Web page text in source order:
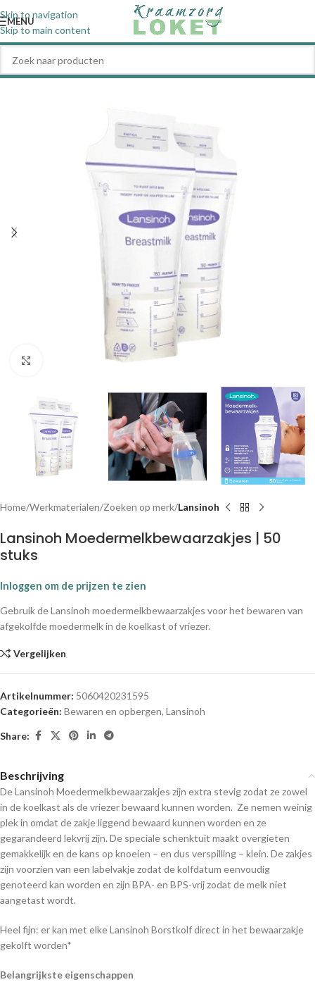
Skip to navigation
Skip to main content
MENU
Klik om te vergroten
Home Werkmaterialen Zoeken op merk Lansinoh
Lansinoh Moedermelkbewaarzakjes | 50
stuks
Inloggen om de prijzen te zien
Gebruik de Lansinoh moedermelkbewaarzakjes voor het bewaren van
afgekolfde moedermelk in de koelkast of vriezer.
Vergelijken
Artikelnummer: 5060420231595
Categorieën: Bewaren en opbergen, Lansinoh
Share:
Beschrijving
De Lansinoh Moedermelkbewaarzakjes zijn extra stevig zodat ze zowel
in de koelkast als de vriezer bewaard kunnen worden. Ze nemen weinig
plek in omdat de zakje liggend bewaard kunnen worden en ze
gegarandeerd lekvrij zijn. De speciale schenktuit maakt overgieten
gemakkelijk en de kans op knoeien – en dus verspilling – klein. De zakjes
zijn voorzien van een labelvakje zodat de kolfdatum eenvoudig
genoteerd kan worden en zijn BPA- en BPS-vrij zodat de melk niet
aangetast wordt.
Heel fijn: er kan met elke Lansinoh Borstkolf direct in het bewaarzakje
gekolft worden*
Belangrijkste eigenschappen